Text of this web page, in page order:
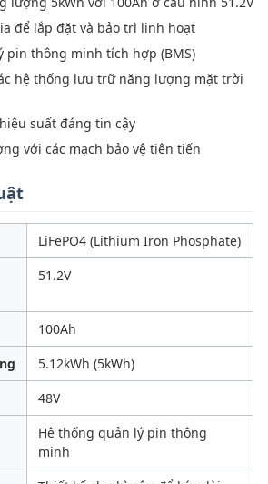
để lắp đặt và bảo trì linh hoạt
pin thông minh tích hợp (BMS)
hệ thống lưu trữ năng lượng mặt trời
suất đáng tin cậy
với các mạch bảo vệ tiên tiến
LiFePO4 (Lithium Iron Phosphate)
51.2V
100Ah
5.12kWh (5kWh)
48V
Hệ thống quản lý pin thông
minh